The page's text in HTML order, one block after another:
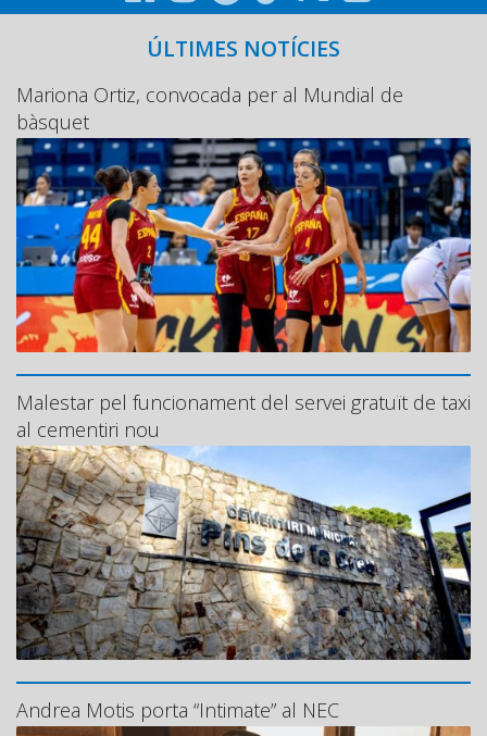
ÚLTIMES NOTÍCIES
Mariona Ortiz, convocada per al Mundial de
bàsquet
Malestar pel funcionament del servei gratuït de taxi
al cementiri nou
Andrea Motis porta “Intimate” al NEC